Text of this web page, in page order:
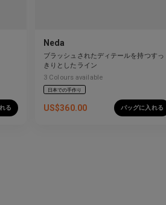
る
Neda
ブラッシュされたディテールを持つすっ
きりとしたライン
3 Colours available
日本での手作り
US$360.00 バッグに入れる